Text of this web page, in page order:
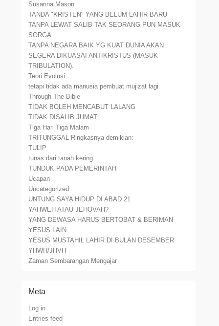
Susanna Mason
TANDA "KRISTEN" YANG BELUM LAHIR BARU
TANPA LEWAT SALIB TAK SEORANG PUN MASUK
SORGA
TANPA NEGARA BAIK YG KUAT DUNIA AKAN
SEGERA DIKUASAI ANTIKRISTUS (MASUK
TRIBULATION).
Teori Evolusi
tetapi tidak ada manusia pembuat mujizat lagi
Through The Bible
TIDAK BOLEH MENCABUT LALANG
TIDAK DISALIB JUMAT
Tiga Hari Tiga Malam
TRITUNGGAL Ringkasnya demikian:
TULIP
tunas dari tanah kering
TUNDUK PADA PEMERINTAH
Ucapan
Uncategorized
UNTUNG SAYA HIDUP DI ABAD 21
YAHWEH ATAU JEHOVAH?
YANG DEWASA HARUS BERTOBAT & BERIMAN
YESUS LAIN
YESUS MUSTAHIL LAHIR DI BULAN DESEMBER
YHWH/JHVH
Zaman Sembarangan Mengajar
Meta
Log in
Entries feed